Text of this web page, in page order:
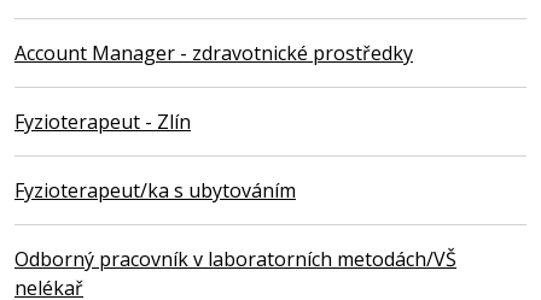
Account Manager - zdravotnické prostředky
Fyzioterapeut - Zlín
Fyzioterapeut/ka s ubytováním
Odborný pracovník v laboratorních metodách/VŠ
nelékař